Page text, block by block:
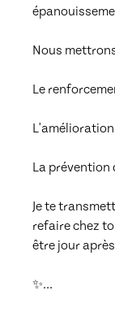
Nous
Le
La prévention
Je te
refaire chez
être jour
✨...